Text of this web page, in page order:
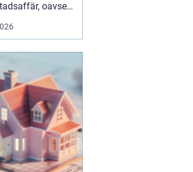
oavsett
eller säljer.
som bor i eller
uppfylla
lika mycket
...